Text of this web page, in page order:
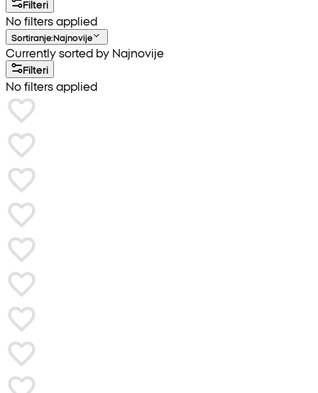
Filteri
No filters applied
Sortiranje:Najnovije
Currently sorted by Najnovije
Filteri
No filters applied